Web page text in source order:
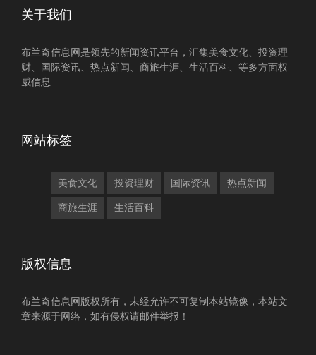
关于我们
布兰奇信息网是领先的新闻资讯平台，汇集美食文化、投资理
财、国际资讯、热点新闻、商旅生涯、生活百科、等多方面权
威信息
网站标签
美食文化 投资理财 国际资讯 热点新闻
商旅生涯 生活百科
版权信息
布兰奇信息网版权所有，未经允许不可复制本站镜像，本站文
章来源于网络，如有侵权请邮件举报！